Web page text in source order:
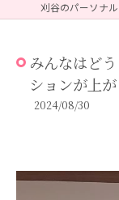
みんなはど
ションが上
2024/08/30